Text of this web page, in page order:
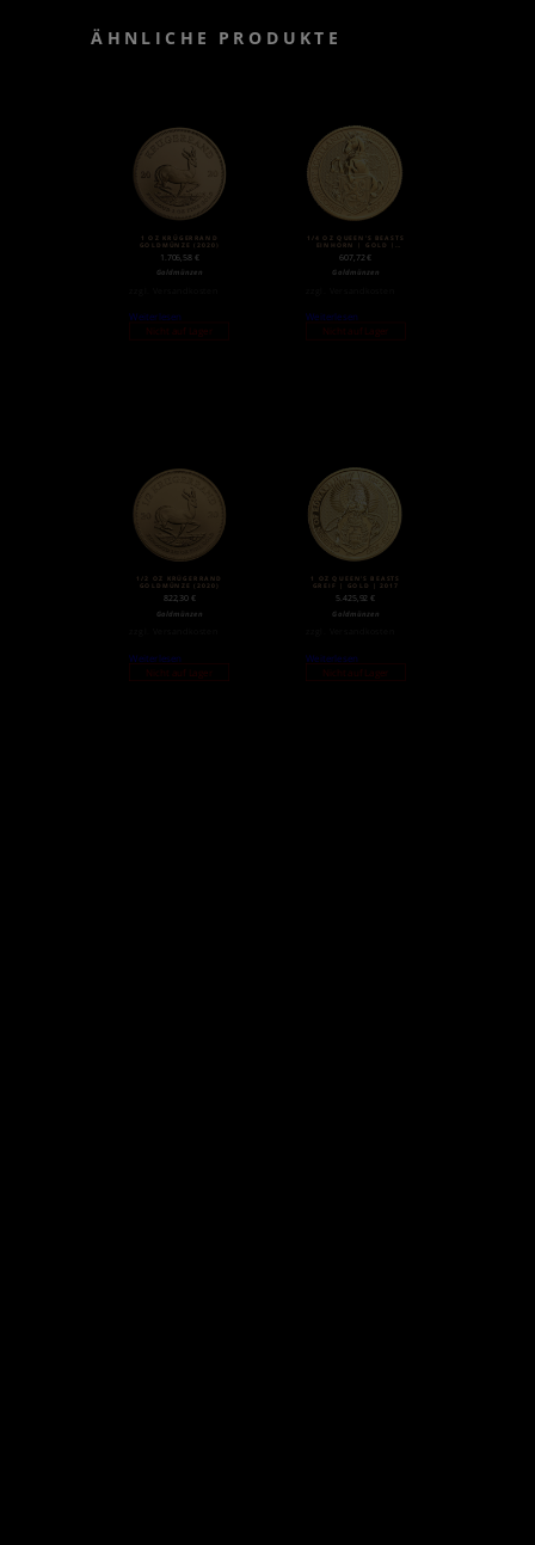
ÄHNLICHE PRODUKTE
1 OZ KRÜGERRAND
GOLDMÜNZE (2020)
1.706,58 €
Goldmünzen
Weiterlesen
Nicht auf Lager
1/4 OZ QUEEN’S BEASTS
EINHORN | GOLD |
607,72€
Goldmünzen
Weiterlesen
Nicht auf Lager
1/2 OZ KRÜGERRAND
GOLDMÜNZE (2020)
822,30 €
Goldmünzen
Weiterlesen
Nicht auf Lager
1 OZ QUEEN’S BEASTS
GREIF | GOLD | 2017
5.425,92€
Goldmünzen
Weiterlesen
Nicht auf Lager